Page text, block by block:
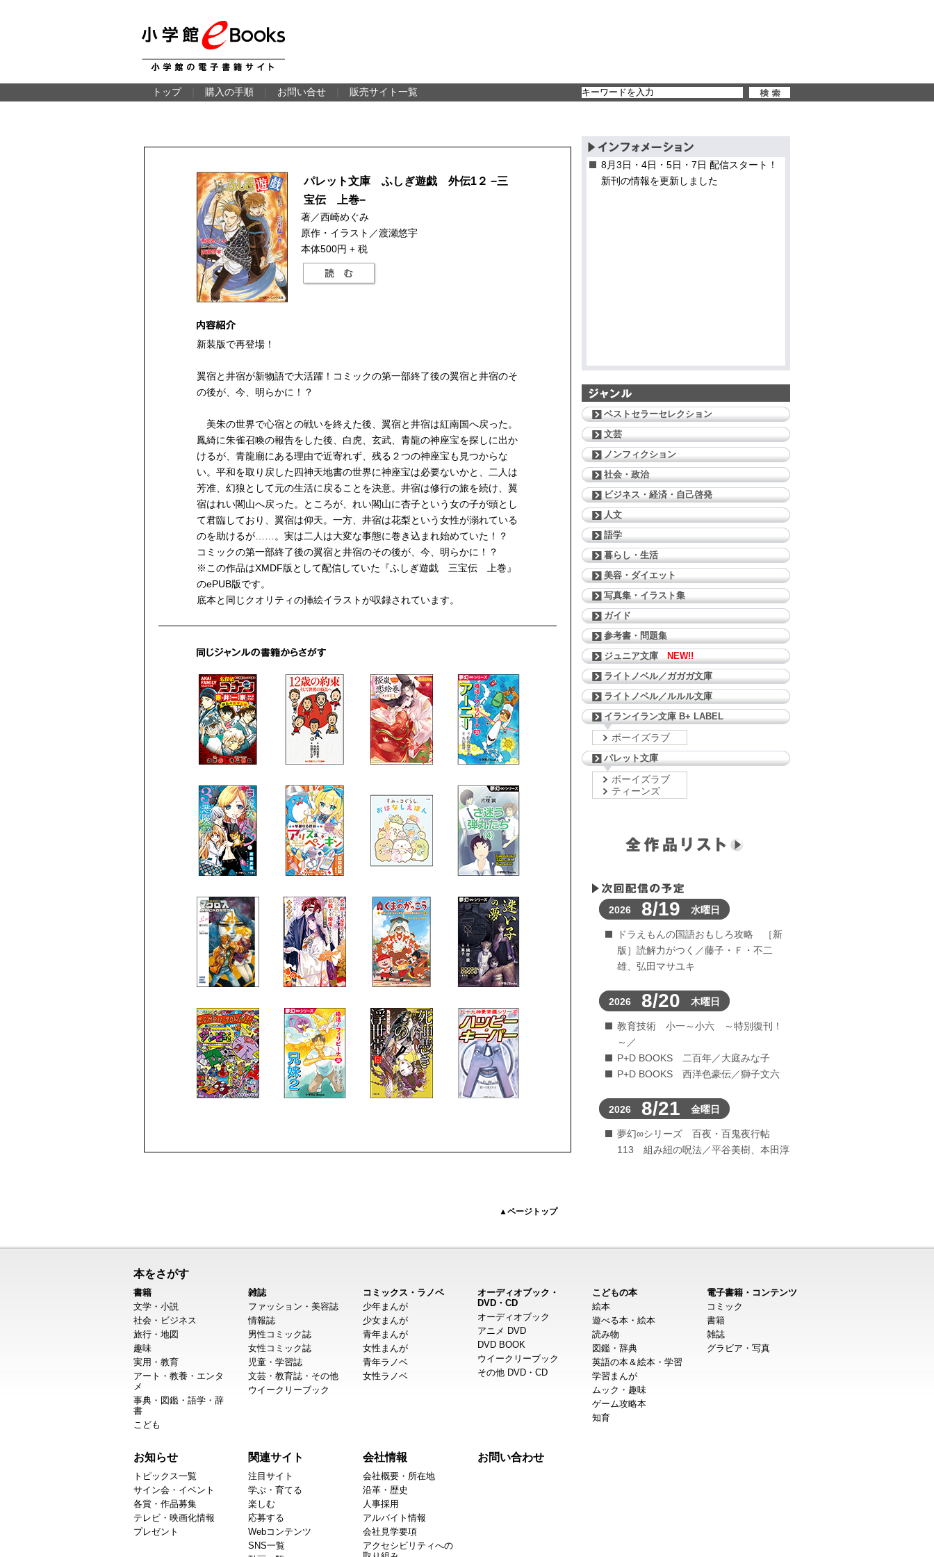
トップ 購入の手順 お問い合せ 販売サイト一覧
パレット文庫 ふしぎ遊戯 外伝1２ −三
宝伝 上巻−
著／西崎めぐみ
原作・イラスト／渡瀬悠宇
本体500円 + 税
新装版で再登場！
翼宿と井宿が新物語で大活躍！コミックの第一部終了後の翼宿と井宿のそ
の後が、今、明らかに！？
美朱の世界で心宿との戦いを終えた後、翼宿と井宿は紅南国へ戻った。
鳳綺に朱雀召喚の報告をした後、白虎、玄武、青龍の神座宝を探しに出か
けるが、青龍廟にある理由で近寄れず、残る２つの神座宝も見つからな
い。平和を取り戻した四神天地書の世界に神座宝は必要ないかと、二人は
芳准、幻狼として元の生活に戻ることを決意。井宿は修行の旅を続け、翼
宿はれい閣山へ戻った。ところが、れい閣山に杏子という女の子が頭とし
て君臨しており、翼宿は仰天。一方、井宿は花梨という女性が溺れている
のを助けるが……。実は二人は大変な事態に巻き込まれ始めていた！？
コミックの第一部終了後の翼宿と井宿のその後が、今、明らかに！？
※この作品はXMDF版として配信していた『ふしぎ遊戯 三宝伝 上巻』
のePUB版です。
底本と同じクオリティの挿絵イラストが収録されています。
▲ページトップ
8月3日・4日・5日・7日 配信スタート！
新刊の情報を更新しました
ベストセラーセレクション
文芸
ノンフィクション
社会・政治
ビジネス・経済・自己啓発
人文
語学
暮らし・生活
美容・ダイエット
写真集・イラスト集
ガイド
参考書・問題集
ジュニア文庫
NEW!!
ライトノベル／ガガガ文庫
ライトノベル／ルルル文庫
イランイラン文庫 B+ LABEL
ボーイズラブ
パレット文庫
ボーイズラブ
ティーンズ
2026 8/19 水曜日
ドラえもんの国語おもしろ攻略 ［新
版］読解力がつく／藤子・Ｆ・不二
雄、弘田マサユキ
2026 8/20 木曜日
教育技術 小一～小六 ～特別復刊！
～／
P+D BOOKS 二百年／大庭みな子
P+D BOOKS 西洋色豪伝／獅子文六
2026 8/21 金曜日
夢幻∞シリーズ 百夜・百鬼夜行帖
113 組み紐の呪法／平谷美樹、本田淳
本をさがす
書籍
文学・小説
社会・ビジネス
旅行・地図
趣味
実用・教育
アート・教養・エンタ
メ
事典・図鑑・語学・辞
書
こども
雑誌
ファッション・美容誌
情報誌
男性コミック誌
女性コミック誌
児童・学習誌
文芸・教育誌・その他
ウイークリーブック
コミックス・ラノベ
少年まんが
少女まんが
青年まんが
女性まんが
青年ラノベ
女性ラノベ
オーディオブック・
DVD・CD
オーディオブック
アニメ DVD
DVD BOOK
ウイークリーブック
その他 DVD・CD
こどもの本
絵本
遊べる本・絵本
読み物
図鑑・辞典
英語の本＆絵本・学習
学習まんが
ムック・趣味
ゲーム攻略本
知育
電子書籍・コンテンツ
コミック
書籍
雑誌
グラビア・写真
お知らせ
トピックス一覧
サイン会・イベント
各賞・作品募集
テレビ・映画化情報
プレゼント
関連サイト
注目サイト
学ぶ・育てる
楽しむ
応募する
Webコンテンツ
SNS一覧
会社情報
会社概要・所在地
沿革・歴史
人事採用
アルバイト情報
会社見学要項
アクセシビリティへの
お問い合わせ